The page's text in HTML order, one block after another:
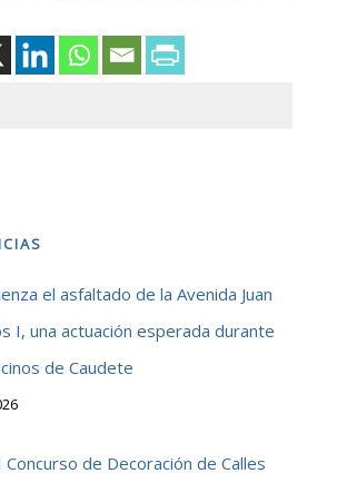
el asfaltado de la Avenida Juan
I, una actuación esperada durante
de Caudete
Concurso de Decoración de Calles